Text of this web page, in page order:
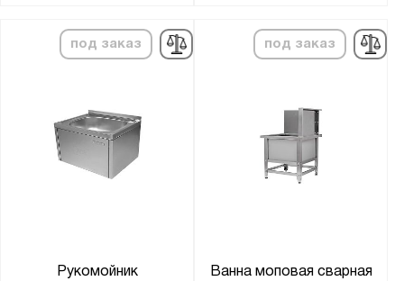
под заказ
Рукомойник
под заказ
Ванна моповая сварная